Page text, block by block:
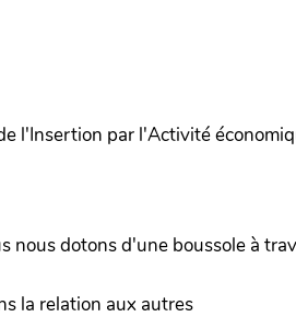
l'Insertion par l'Activité
nous dotons d'une boussole à
la relation aux autres